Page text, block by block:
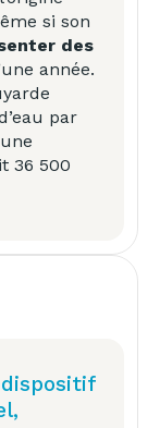
si son
des
année.
par
36 500